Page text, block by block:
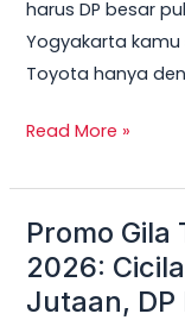
harus DP besar
Yogyakarta
Toyota hanya
Jogja?
Ini
Daftar
+
2026!
Read More »
Promo
2026:
Jutaan, DP
Promo
Gila
Toyota